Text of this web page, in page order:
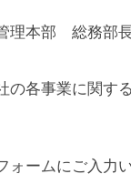
理本部 総務部
の各事業に関す
ォームにご入力